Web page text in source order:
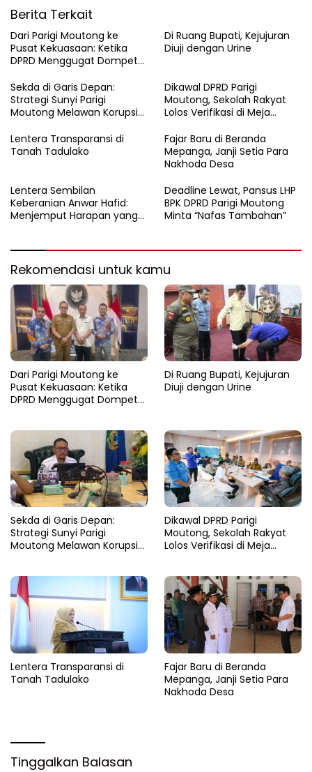
Berita Terkait
Dari Parigi Moutong ke
Pusat Kekuasaan: Ketika
DPRD Menggugat Dompet
Di Ruang Bupati, Kejujuran
Diuji dengan Urine
Sekda di Garis Depan:
Strategi Sunyi Parigi
Moutong Melawan Korupsi
Dikawal DPRD Parigi
Moutong, Sekolah Rakyat
Lolos Verifikasi di Meja
Lentera Transparansi di
Tanah Tadulako
Fajar Baru di Beranda
Mepanga, Janji Setia Para
Nakhoda Desa
Lentera Sembilan
Keberanian Anwar Hafid:
Menjemput Harapan yang
Deadline Lewat, Pansus LHP
BPK DPRD Parigi Moutong
Minta “Nafas Tambahan”
Rekomendasi untuk kamu
Dari Parigi Moutong ke
Pusat Kekuasaan: Ketika
DPRD Menggugat Dompet
Di Ruang Bupati, Kejujuran
Diuji dengan Urine
Sekda di Garis Depan:
Strategi Sunyi Parigi
Moutong Melawan Korupsi
Dikawal DPRD Parigi
Moutong, Sekolah Rakyat
Lolos Verifikasi di Meja
Lentera Transparansi di
Tanah Tadulako
Fajar Baru di Beranda
Mepanga, Janji Setia Para
Nakhoda Desa
Tinggalkan Balasan